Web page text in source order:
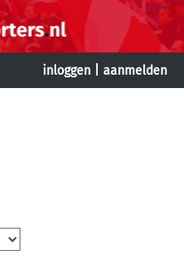
inloggen aanmelden